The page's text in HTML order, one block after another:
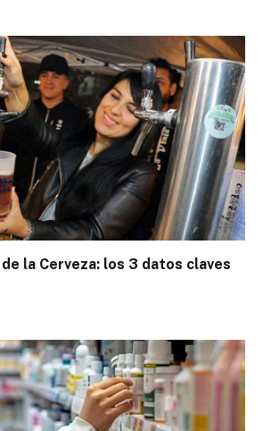
la Cerveza: los 3 datos claves